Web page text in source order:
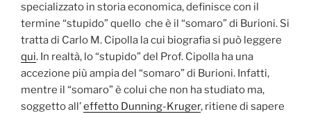
specializzato in storia economica, definisce con il
termine “stupido” quello che è il “somaro” di Burioni. Si
tratta di Carlo M. Cipolla la cui biografia si può leggere
qui. In realtà, lo “stupido” del Prof. Cipolla ha una
accezione più ampia del “somaro” di Burioni. Infatti,
mentre il “somaro” è colui che non ha studiato ma,
soggetto all’effetto Dunning-Kruger, ritiene di sapere